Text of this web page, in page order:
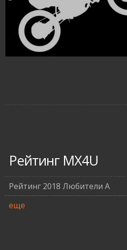
Рейтинг MX4U
Рейтинг 2018 Любители А
еще